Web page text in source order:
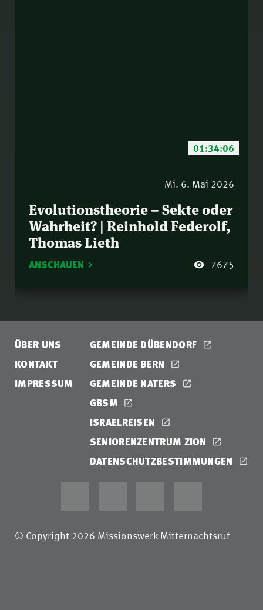
01:34:06
Mi. 6. Mai 2026
Evolutionstheorie – Sekte oder
Wahrheit? | Reinhold Federolf,
Thomas Lieth
ANSCHAUEN 7675
ÜBER UNS
KONTAKT
IMPRESSUM
GEMEINDE DÜBENDORF
GEMEINDE BERN
GEMEINDE NATERS
GBSM
ISRAELREISEN
SENIORENZENTRUM ZION
DATENSCHUTZBESTIMMUNGEN
© Copyright 2026 Missionswerk Mitternachtsruf